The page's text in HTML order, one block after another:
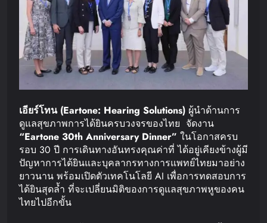
เอียร์โทน(Eartone: Hearing Solutions) ผู้นำด้านการ
ดูแลสุขภาพการได้ยินครบวงจรของไทย จัดงาน
“Eartone 30th Anniversary Dinner” ในโอกาสครบ
รอบ 30 ปี​ การเดินทางอันทรงคุณค่าที่ ได้อยู่เคียงข้างผู้มี
ปัญหาการได้ยินและบุคลากรทางการแพทย์ไทยมาอย่าง
ยาวนาน พร้อมเปิดตัวเทคโนโลยี AI เพื่อการทดสอบการ
ได้ยินสุดล้ำ ที่จะเปลี่ยนมิติของการดูแลสุขภาพหูของคน
ไทยไปอีกขั้น